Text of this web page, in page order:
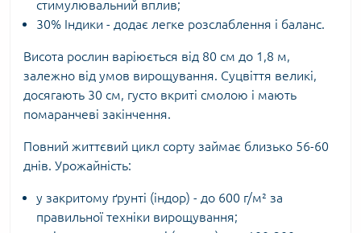
стимулювальний вплив;
30% Індики - додає легке розслаблення і баланс.
Висота рослин варіюється від 80 см до 1,8 м,
залежно від умов вирощування. Суцвіття великі,
досягають 30 см, густо вкриті смолою і мають
помаранчеві закінчення.
Повний життєвий цикл сорту займає близько 56-60
днів. Урожайність:
у закритому ґрунті (індор) - до 600 г/м² за
правильної техніки вирощування;